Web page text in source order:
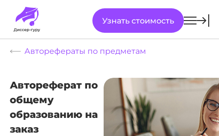
Узнать стоимость
Авторефераты по предметам
Автореферат по
общему
образованию на
заказ